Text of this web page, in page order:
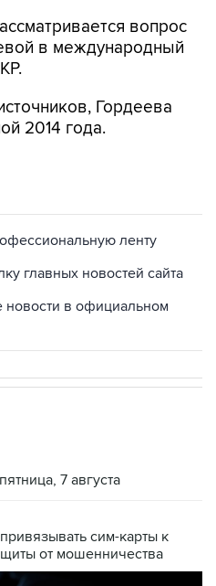
вопрос
в международный
Гордеева
2014 года.
ленту
главных новостей сайта
новости в официальном
7 августа
сим-карты к
от мошенничества